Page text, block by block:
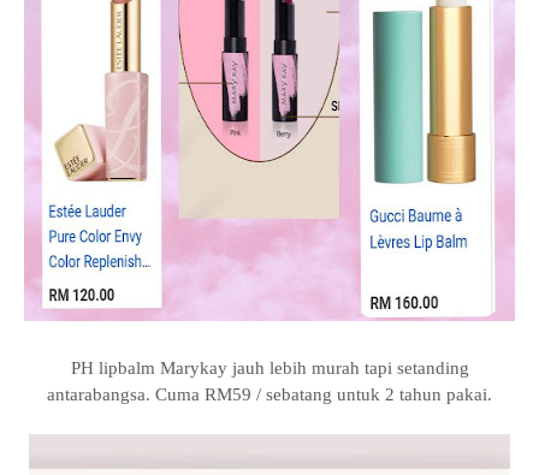
PH lipbalm Marykay jauh lebih murah tapi setanding
antarabangsa. Cuma RM59 / sebatang untuk 2 tahun pakai.